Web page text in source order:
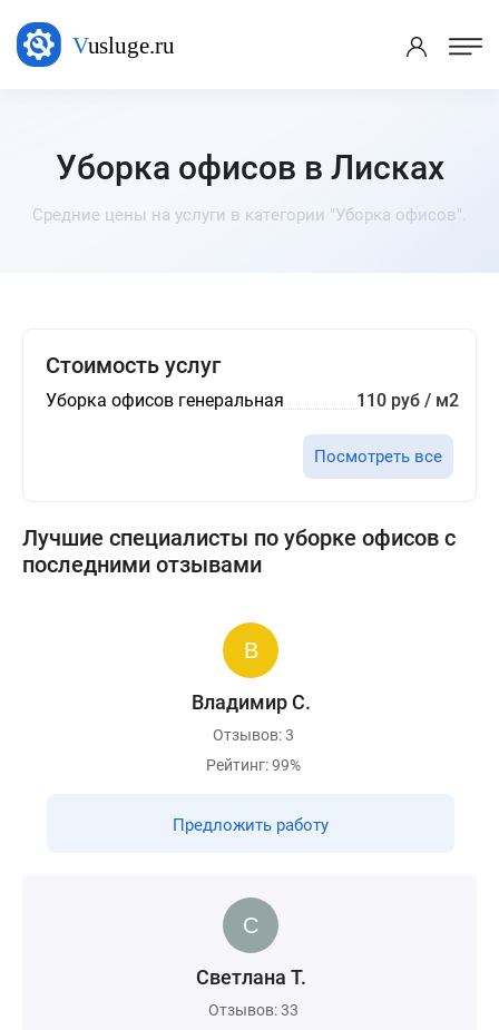
Уборка офисов в Лисках
Средние цены на услуги в категории "Уборка офисов".
Стоимость услуг
Уборка офисов генеральная 110 руб / м2
Посмотреть все
Лучшие специалисты по уборке офисов с
последними отзывами
Владимир С.
Отзывов: 3
Рейтинг: 99%
Предложить работу
Светлана Т.
Отзывов: 33